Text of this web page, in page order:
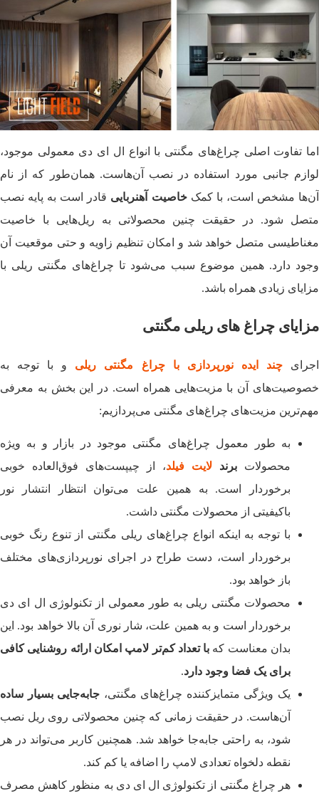
اما تفاوت اصلی چراغ‌های مگنتی با انواع ال ای دی معمولی موجود،
لوازم جانبی مورد استفاده در نصب آن‌هاست. همان‌طور که از نام
آن‌ها مشخص است، با کمکخاصیت آهنربایی قادر است به پایه نصب
متصل شود. در حقیقت چنین محصولاتی به ریل‌هایی با خاصیت
مغناطیسی متصل خواهد شد و امکان تنظیم زاویه و حتی موقعیت آن
وجود دارد. همین موضوع سبب می‌شود تا چراغ‌های مگنتی ریلی با
مزایای زیادی همراه باشد.
مزایای چراغ های ریلی مگنتی
اجرایچند ایده نورپردازی با چراغ مگنتی ریلی و با توجه به
خصوصیت‌های آن با مزیت‌هایی همراه است. در این بخش به معرفی
مهم‌‌ترین مزیت‌های چراغ‌های مگنتی می‌پردازیم:
به طور معمول چراغ‌های مگنتی موجود در بازار و به ویژه
محصولات برند لایت فیلد، از چیپست‌های فوق‌العاده خوبی
برخوردار است. به همین علت می‌توان انتظار انتشار نور
باکیفیتی از محصولات مگنتی داشت.
با توجه به اینکه انواع چراغ‌های ریلی مگنتی از تنوع رنگ خوبی
برخوردار است، دست طراح در اجرای نورپردازی‌های مختلف
باز خواهد بود.
محصولات مگنتی ریلی به طور معمولی از تکنولوژی ال ای دی
برخوردار است و به همین علت، شار نوری آن بالا خواهد بود. این
بدان معناست که با تعداد کم‌تر لامپ امکان ارائه روشنایی کافی
برای یک فضا وجود دارد.
یک ویژگی متمایزکننده چراغ‌های مگنتی، جابه‌جایی بسیار ساده
آن‌هاست. در حقیقت زمانی که چنین محصولاتی روی ریل نصب
شود، به راحتی جابه‌جا خواهد شد. همچنین کاربر می‌تواند در هر
نقطه دلخواه تعدادی لامپ را اضافه یا کم کند.
هر چراغ مگنتی از تکنولوژی ال ای دی به منظور کاهش مصرف